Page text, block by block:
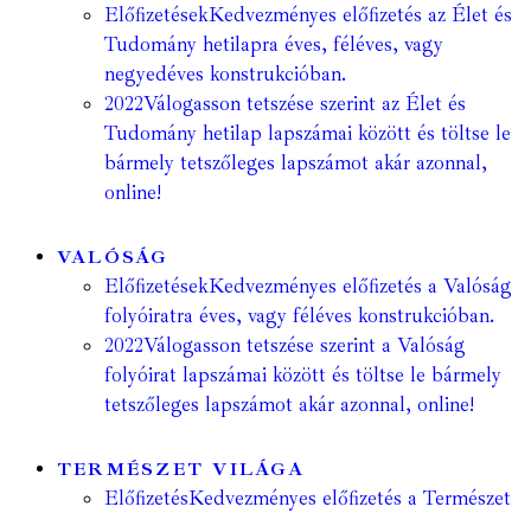
ElőfizetésekKedvezményes előfizetés az Élet és
Tudomány hetilapra éves, féléves, vagy
negyedéves konstrukcióban.
2022Válogasson tetszése szerint az Élet és
Tudomány hetilap lapszámai között és töltse le
bármely tetszőleges lapszámot akár azonnal,
online!
VALÓSÁG
ElőfizetésekKedvezményes előfizetés a Valóság
folyóiratra éves, vagy féléves konstrukcióban.
2022Válogasson tetszése szerint a Valóság
folyóirat lapszámai között és töltse le bármely
tetszőleges lapszámot akár azonnal, online!
TERMÉSZET VILÁGA
ElőfizetésKedvezményes előfizetés a Természet